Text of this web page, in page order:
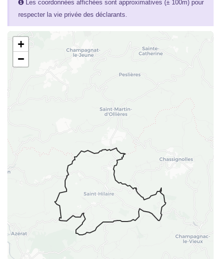
Les coordonnées affichées sont approximatives (± 100m) pour
respecter la vie privée des déclarants.
+
−